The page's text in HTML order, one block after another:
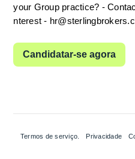
your Group practice? -
nterest -
Candidatar-se agora
Termos de serviço. Privacidade